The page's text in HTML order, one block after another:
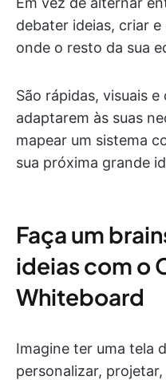
debater ideias, criar
onde o resto da sua
São rápidas, visuais
adaptarem às suas
mapear um sistema
sua próxima grande
Faça um
ideias com o
Whiteboard
Imagine ter uma tela
personalizar,